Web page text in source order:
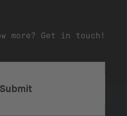
more? Get in touch!